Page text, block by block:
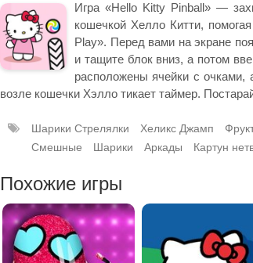
Игра «Hello Kitty Pinball» —
кошечкой Хелло Китти,
Play». Перед вами на экране
и тащите блок вниз, а потом
расположены ячейки с очками,
возле кошечки Хэлло тикает таймер.
Шарики Стрелялки Хеликс Джамп
Смешные
Шарики Аркады Картун
Похожие игры